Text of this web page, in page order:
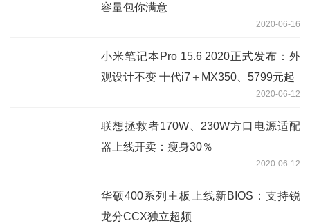
容量包你满意
2020-06-16
小米笔记本Pro 15.6 2020正式发布：外
观设计不变 十代i7＋MX350、5799元起
2020-06-12
联想拯救者170W、230W方口电源适配
器上线开卖：瘦身30％
2020-06-12
华硕400系列主板上线新BIOS：支持锐
龙分CCX独立超频